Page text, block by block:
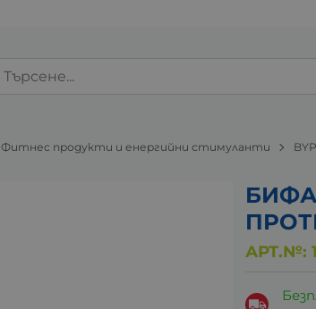
Фитнес продукти и енергийни стимуланти
АРТ.№: